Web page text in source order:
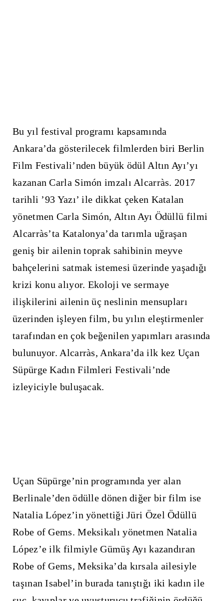
Bu yıl festival programı kapsamında
Ankara’da gösterilecek filmlerden biri Berlin
Film Festivali’nden büyük ödül Altın Ayı’yı
kazanan Carla Simón imzalı Alcarràs. 2017
tarihli ’93 Yazı’ ile dikkat çeken Katalan
yönetmen Carla Simón, Altın Ayı Ödüllü filmi
Alcarràs’ta Katalonya’da tarımla uğraşan
geniş bir ailenin toprak sahibinin meyve
bahçelerini satmak istemesi üzerinde yaşadığı
krizi konu alıyor. Ekoloji ve sermaye
ilişkilerini ailenin üç neslinin mensupları
üzerinden işleyen film, bu yılın eleştirmenler
tarafından en çok beğenilen yapımları arasında
bulunuyor. Alcarràs, Ankara’da ilk kez Uçan
Süpürge Kadın Filmleri Festivali’nde
izleyiciyle buluşacak.
Uçan Süpürge’nin programında yer alan
Berlinale’den ödülle dönen diğer bir film ise
Natalia López’in yönettiği Jüri Özel Ödüllü
Robe of Gems. Meksikalı yönetmen Natalia
López’e ilk filmiyle Gümüş Ayı kazandıran
Robe of Gems, Meksika’da kırsala ailesiyle
taşınan Isabel’in burada tanıştığı iki kadın ile